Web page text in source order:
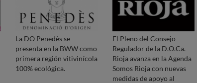
La DO Penedès se
presenta en la BWW como
primera región vitivinícola
100% ecológica.
El Pleno del Consejo
Regulador de la D.O.Ca.
Rioja avanza en la Agenda
Somos Rioja con nuevas
medidas de apoyo al